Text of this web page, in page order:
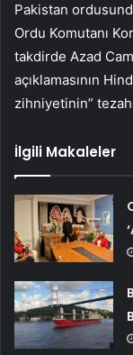
Pakistan
Ordu Komutanı
takdirde Azad
açıklamasının
zihniyetinin”
İlgili Makaleler